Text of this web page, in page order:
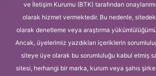
ve İletişim Kurumu (BTK) tarafından
olarak hizmet vermektedir. Bu nedenle,
olarak denetleme veya araştırma
Ancak, üyelerimiz yazdıkları içeriklerin
siteye üye olarak bu sorumluluğu kabul etmiş
sitesi, herhangi bir marka, kurum veya şahıs